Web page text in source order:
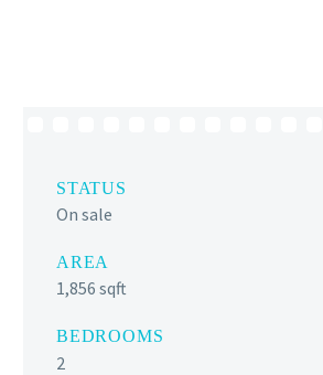
STATUS
On sale
AREA
1,856 sqft
BEDROOMS
2